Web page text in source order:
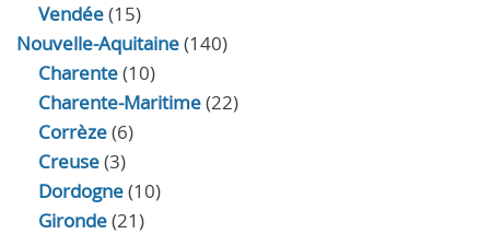
Vendée(15)
Nouvelle-Aquitaine(140)
Charente(10)
Charente-Maritime(22)
Corrèze(6)
Creuse(3)
Dordogne(10)
Gironde(21)